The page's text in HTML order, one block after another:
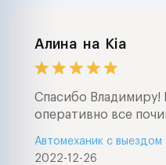
Алина на Kia
Спасибо Владимиру!
оперативно все
2022-12-26
Автомеханик с выездом